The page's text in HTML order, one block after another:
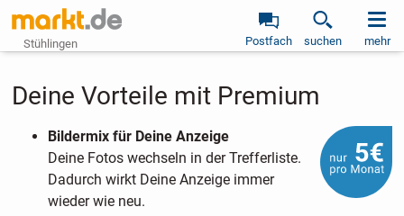
Stühlingen Postfach suchen mehr
Deine Vorteile mit Premium
Bildermix für Deine Anzeige
Deine Fotos wechseln in der Trefferliste.
Dadurch wirkt Deine Anzeige immer
wieder wie neu.